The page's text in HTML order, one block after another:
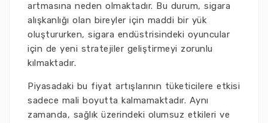
artmasına neden olmaktadır. Bu durum, sigara
alışkanlığı olan bireyler için maddi bir yük
oluştururken, sigara endüstrisindeki oyuncular
için de yeni stratejiler geliştirmeyi zorunlu
kılmaktadır.
Piyasadaki bu fiyat artışlarının tüketicilere etkisi
sadece mali boyutta kalmamaktadır. Aynı
zamanda, sağlık üzerindeki olumsuz etkileri ve